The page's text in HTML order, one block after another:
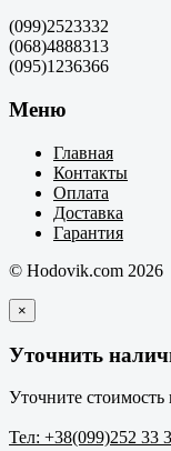
(099)2523332
(068)4888313
(095)1236366
Меню
Главная
Контакты
Оплата
Доставка
Гарантия
© Hodovik.com 2026
×
Уточнить
Уточните стоимость
Тел: +38(099)252 33